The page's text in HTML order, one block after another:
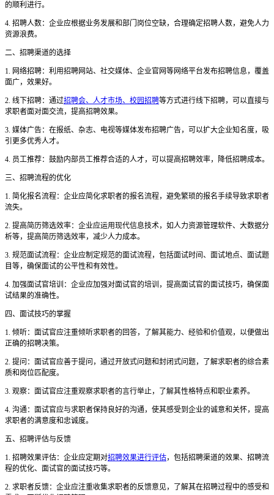
的顺利进行。
4. 招聘人数：企业应根据业务发展和部门岗位空缺，合理确定招聘人数，避免人力
资源浪费。
二、招聘渠道的选择
1. 网络招聘：利用招聘网站、社交媒体、企业官网等网络平台发布招聘信息，覆盖
面广，效果好。
2. 线下招聘：通过招聘会、人才市场、校园招聘等方式进行线下招聘，可以直接与
求职者面对面交流，提高招聘效果。
3. 媒体广告：在报纸、杂志、电视等媒体发布招聘广告，可以扩大企业知名度，吸
引更多优秀人才。
4. 员工推荐：鼓励内部员工推荐合适的人才，可以提高招聘效率，降低招聘成本。
三、招聘流程的优化
1. 简化报名流程：企业应简化求职者的报名流程，避免繁琐的报名手续导致求职者
流失。
2. 提高简历筛选效率：企业应运用现代信息技术，如人力资源管理软件、大数据分
析等，提高简历筛选效率，减少人力成本。
3. 规范面试流程：企业应制定规范的面试流程，包括面试时间、面试地点、面试题
目等，确保面试的公平性和有效性。
4. 加强面试官培训：企业应加强对面试官的培训，提高面试官的面试技巧，确保面
试结果的准确性。
四、面试技巧的掌握
1. 倾听：面试官应注重倾听求职者的回答，了解其能力、经验和价值观，以便做出
正确的招聘决策。
2. 提问：面试官应善于提问，通过开放式问题和封闭式问题，了解求职者的综合素
质和岗位匹配度。
3. 观察：面试官应注重观察求职者的言行举止，了解其性格特点和职业素养。
4. 沟通：面试官应与求职者保持良好的沟通，使其感受到企业的诚意和关怀，提高
求职者的满意度和忠诚度。
五、招聘评估与反馈
1. 招聘效果评估：企业应定期对招聘效果进行评估，包括招聘渠道的效果、招聘流
程的优化、面试官的面试技巧等。
2. 求职者反馈：企业应注重收集求职者的反馈意见，了解其在招聘过程中的感受和